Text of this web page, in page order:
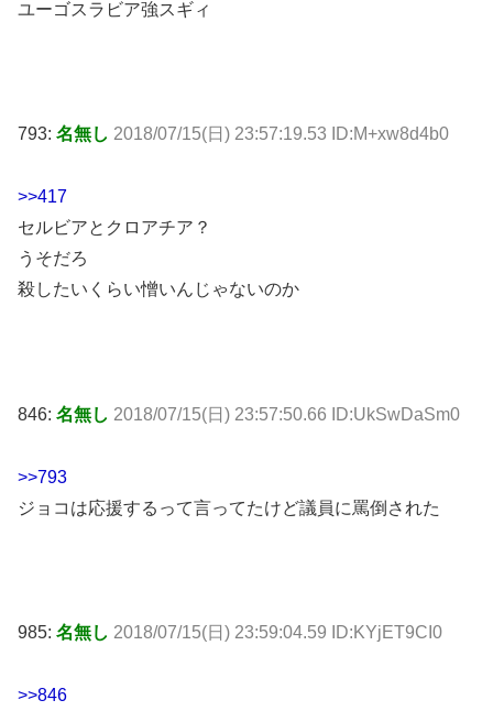
ユーゴスラビア強スギィ
793: 名無し 2018/07/15(日) 23:57:19.53 ID:M+xw8d4b0
>>417
セルビアとクロアチア？
うそだろ
殺したいくらい憎いんじゃないのか
846: 名無し 2018/07/15(日) 23:57:50.66 ID:UkSwDaSm0
>>793
ジョコは応援するって言ってたけど議員に罵倒された
985: 名無し 2018/07/15(日) 23:59:04.59 ID:KYjET9CI0
>>846